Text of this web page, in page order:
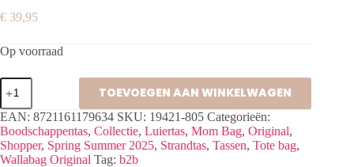
€ 39,95
Op voorraad
Wallabag
Retro
Wooly
Purple
Orange
aantal
TOEVOEGEN AAN WINKELWAGEN
EAN: 8721161179634 SKU: 19421-805 Categorieën:
Boodschappentas, Collectie, Luiertas, Mom Bag, Original,
Shopper, Spring Summer 2025, Strandtas, Tassen, Tote bag,
Wallabag Original Tag: b2b